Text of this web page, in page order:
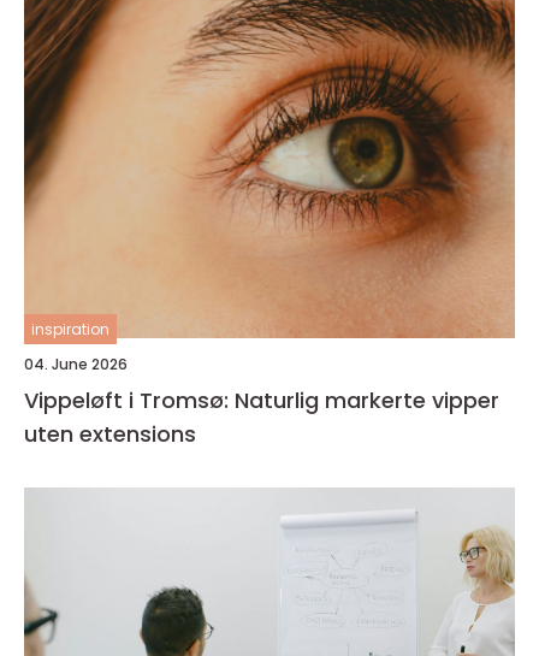
inspiration
04. June 2026
Vippeløft i Tromsø: Naturlig markerte vipper
uten extensions